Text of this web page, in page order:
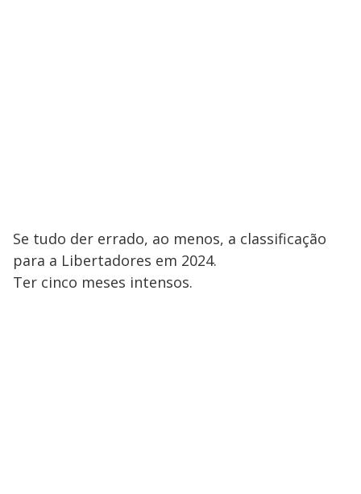
Se tudo der errado, ao menos, a classificação
para a Libertadores em 2024.
Ter cinco meses intensos.